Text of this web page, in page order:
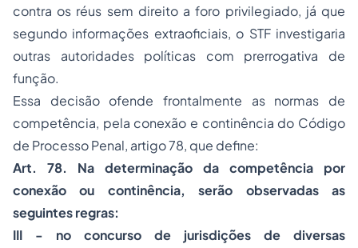
contra os réus sem direito a foro privilegiado, já que
segundo informações extraoficiais, o STF investigaria
outras autoridades políticas com prerrogativa de
função.
Essa decisão ofende frontalmente as normas de
competência, pela conexão e continência do Código
de Processo Penal, artigo 78, que define:
Art. 78. Na determinação da competência por
conexão ou continência, serão observadas as
seguintes regras:
III - no concurso de jurisdições de diversas